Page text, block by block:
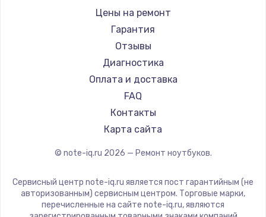
Ремонт ноутбуков iru
Ремонт ноутбуков Machenike
Ремонт ноутбуков DEXP
Ремонт ноутбуков Teclast
Ремонт ноутбуков CHUWI
Ремонт ноутбуков Colorful
Gigabyte
Aorus
Maibenben
Getac
Epson
Philips
LG
Panasonic
ZTE
Hiper
Цены на ремонт
Гарантия
Отзывы
Диагностика
Оплата и доставка
FAQ
Контакты
Карта сайта
© note-iq.ru 2026 — Ремонт ноутбуков.
Сервисный центр note-iq.ru является пост гарантийным (не
авторизованным) сервисным центром. Торговые марки,
перечисленные на сайте note-iq.ru, являются